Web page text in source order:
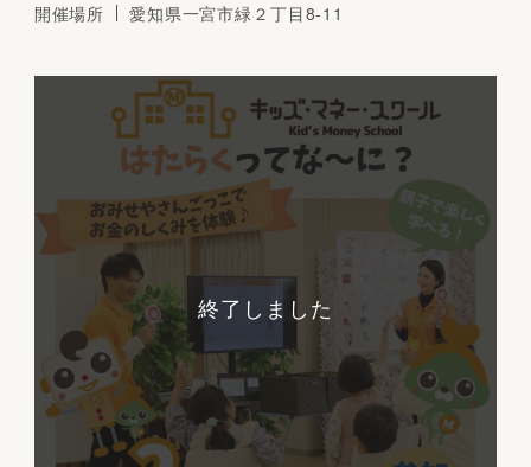
開催場所
愛知県一宮市緑２丁目8-11
終了しました